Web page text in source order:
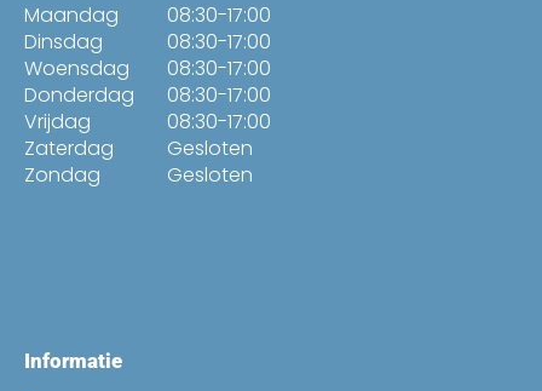
Maandag
Dinsdag
Woensdag
Donderdag
Vrijdag
Zaterdag
Zondag
08:30-17:00
08:30-17:00
08:30-17:00
08:30-17:00
08:30-17:00
Gesloten
Gesloten
Informatie